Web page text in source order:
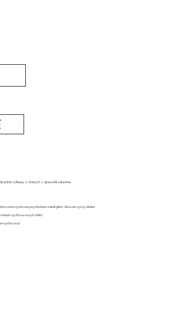
odkazy o kterých v epizodě mluvíme.
vychove-psychickem-nasili-jeho-vlivu-na-vyvoj-ditete
vychovu-svych-deti/
vychovou/